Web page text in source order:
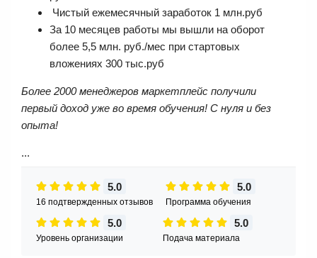
Чистый ежемесячный заработок 1 млн.руб
За 10 месяцев работы мы вышли на оборот
более 5,5 млн. руб./мес при стартовых
вложениях 300 тыс.руб
Более 2000 менеджеров маркетплейс получили
первый доход уже во время обучения! С нуля и без
опыта!
...
5.0
16 подтвержденных отзывов
5.0
Программа обучения
5.0
Уровень организации
5.0
Подача материала